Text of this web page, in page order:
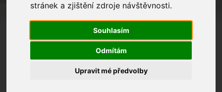
stránek a zjištění zdroje návštěvnosti.
Souhlasím
Odmítám
Upravit mé předvolby